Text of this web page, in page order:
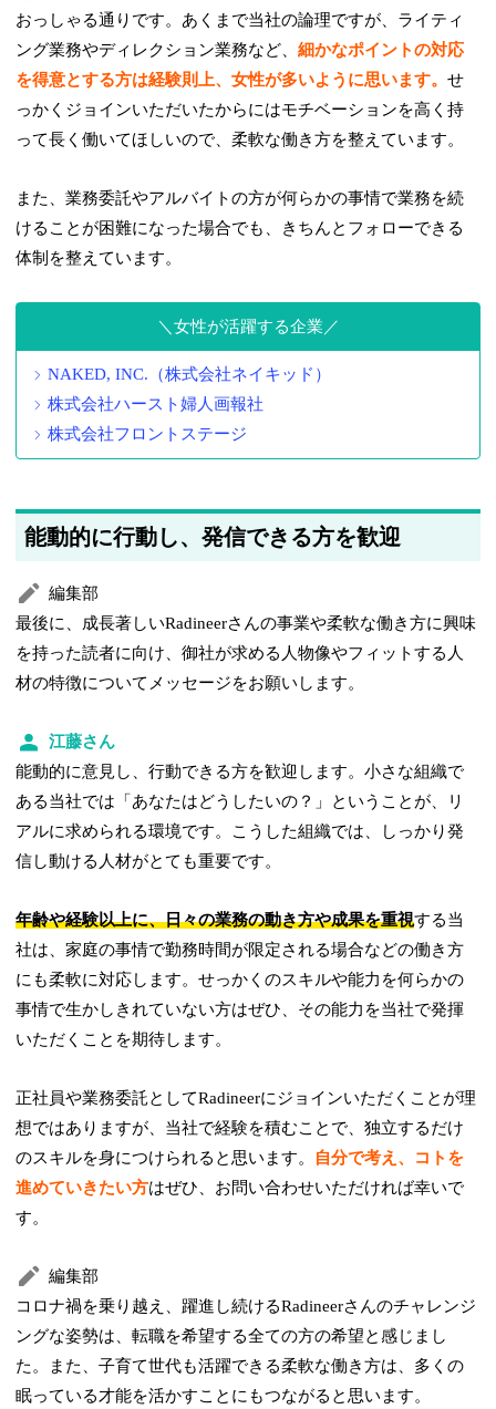
おっしゃる通りです。あくまで当社の論理ですが、ライティ
ング業務やディレクション業務など、細かなポイントの対応
を得意とする方は経験則上、女性が多いように思います。せ
っかくジョインいただいたからにはモチベーションを高く持
って長く働いてほしいので、柔軟な働き方を整えています。
また、業務委託やアルバイトの方が何らかの事情で業務を続
けることが困難になった場合でも、きちんとフォローできる
体制を整えています。
女性が活躍する企業
NAKED, INC.（株式会社ネイキッド）
株式会社ハースト婦人画報社
株式会社フロントステージ
能動的に行動し、発信できる方を歓迎
編集部
最後に、成長著しいRadineerさんの事業や柔軟な働き方に興味
を持った読者に向け、御社が求める人物像やフィットする人
材の特徴についてメッセージをお願いします。
江藤さん
能動的に意見し、行動できる方を歓迎します。小さな組織で
ある当社では「あなたはどうしたいの？」ということが、リ
アルに求められる環境です。こうした組織では、しっかり発
信し動ける人材がとても重要です。
年齢や経験以上に、日々の業務の動き方や成果を重視する当
社は、家庭の事情で勤務時間が限定される場合などの働き方
にも柔軟に対応します。せっかくのスキルや能力を何らかの
事情で生かしきれていない方はぜひ、その能力を当社で発揮
いただくことを期待します。
正社員や業務委託としてRadineerにジョインいただくことが理
想ではありますが、当社で経験を積むことで、独立するだけ
のスキルを身につけられると思います。
自分で考え、コトを
進めていきたい方はぜひ、お問い合わせいただければ幸いで
す。
編集部
コロナ禍を乗り越え、躍進し続けるRadineerさんのチャレンジ
ングな姿勢は、転職を希望する全ての方の希望と感じまし
た。また、子育て世代も活躍できる柔軟な働き方は、多くの
眠っている才能を活かすことにもつながると思います。